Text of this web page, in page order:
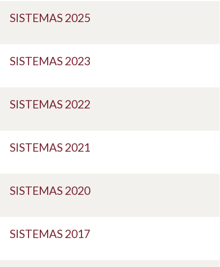
SISTEMAS 2025
SISTEMAS 2023
SISTEMAS 2022
SISTEMAS 2021
SISTEMAS 2020
SISTEMAS 2017